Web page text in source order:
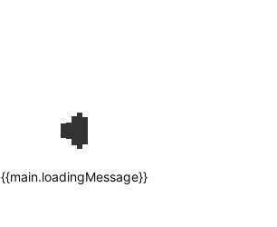
{{main.loadingMessage}}